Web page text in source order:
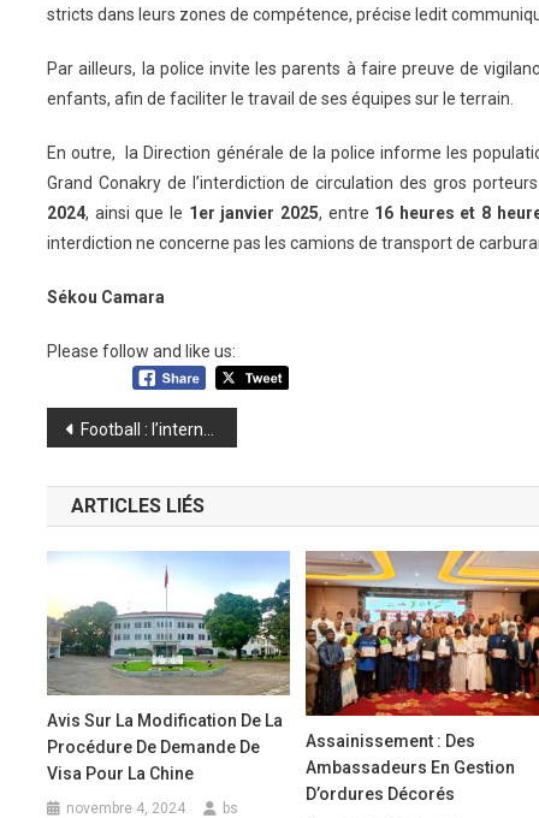
stricts dans leurs zones de compétence, précise ledit
Par ailleurs, la police invite les parents à faire preuve de
enfants, afin de faciliter le travail de ses équipes sur le terrain.
En outre, la Direction générale de la police informe les
Grand Conakry de l’interdiction de circulation des gros
2024, ainsi que le 1er janvier 2025, entre 16 heures et 8
interdiction ne concerne pas les camions de transport de
Sékou Camara
Please follow and like us:
Navigation
de
l’article
Football : l’international guinéen, Sérhou Guirassy arrive ce soir à Conakry
ARTICLES LIÉS
Avis Sur La Modification De La
Procédure De Demande De
Visa Pour La Chine
novembre 4, 2024 bs
Assainissement : Des
Ambassadeurs En Gestion
D’ordures Décorés